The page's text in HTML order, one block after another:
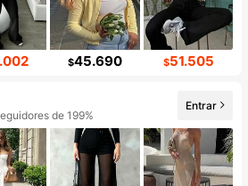
$45.690 $51.505
de 199%
Entrar